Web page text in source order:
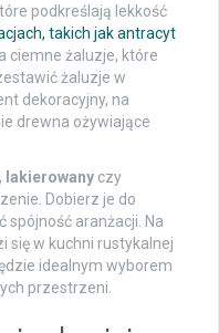
podkreślają lekkość
takich jak antracyt
ciemne żaluzje, które
żaluzje w
dekoracyjny, na
drewna ożywiające
, lakierowany czy
Dobierz je do
spójność aranżacji. Na
się w kuchni rustykalnej
idealnym wyborem
przestrzeni.